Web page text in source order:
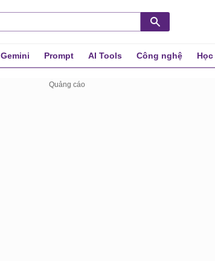
Gemini Prompt AI Tools Công nghệ Học